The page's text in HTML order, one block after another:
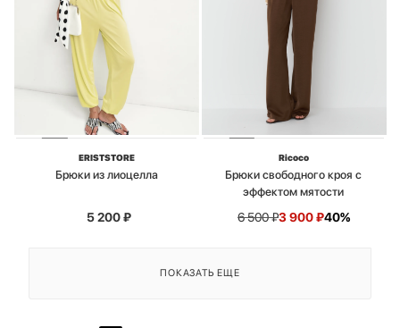
ERISTSTORE
Брюки из лиоцелла
5 200₽
Ricoco
Брюки свободного кроя с
эффектом мятости
6 500₽3 900₽40%
ПОКАЗАТЬ ЕЩЕ